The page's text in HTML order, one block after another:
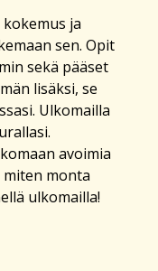
ja
sen. Opit
sekä pääset
lisäksi, se
Ulkomailla
avoimia
monta
ulkomailla!